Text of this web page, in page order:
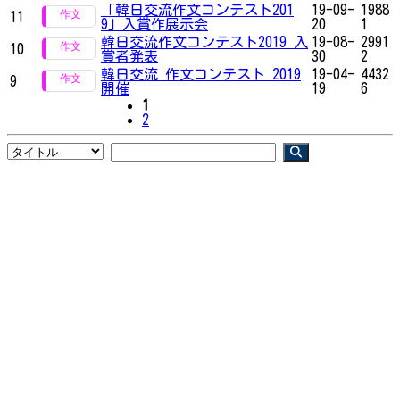
11
「韓日交流作文コンテスト201
9」入賞作展示会
19-09-
20
1988
1
10
韓日交流作文コンテスト2019 入
賞者発表
19-08-
30
2991
2
9
韓日交流 作文コンテスト 2019
開催
19-04-
19
4432
6
1
2